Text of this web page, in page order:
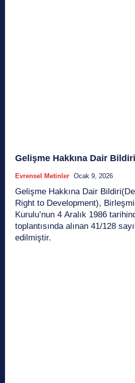
Gelişme Hakkına Dair Bildiri
Evrensel Metinler Ocak 9, 2026
Gelişme Hakkına Dair
Right to Development),
Kurulu’nun 4 Aralık 1986
toplantısında alınan 41/128
edilmiştir.